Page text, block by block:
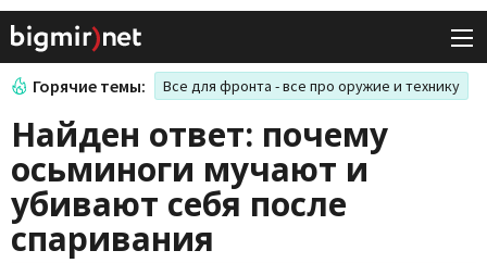
Горячие темы: Все для фронта - все про оружие и технику
Найден ответ: почему
осьминоги мучают и
убивают себя после
спаривания